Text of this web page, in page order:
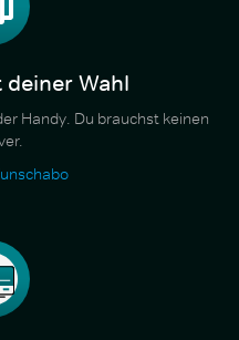
deiner Wahl
Handy. Du brauchst keinen